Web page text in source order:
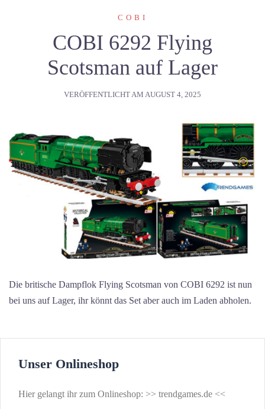
COBI
COBI 6292 Flying
Scotsman auf Lager
VERÖFFENTLICHT AM AUGUST 4, 2025
Die britische Dampflok Flying Scotsman von COBI 6292 ist nun
bei uns auf Lager, ihr könnt das Set aber auch im Laden abholen.
Unser Onlineshop
Hier gelangt ihr zum Onlineshop: >> trendgames.de <<